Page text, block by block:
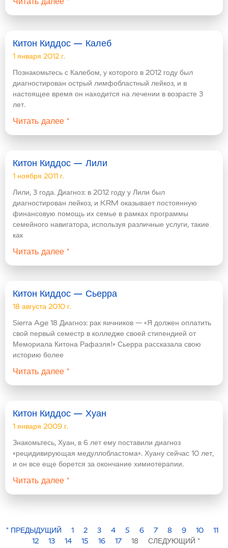
Китон Киддос — Калеб
1 января 2012 г.
Познакомьтесь с Калебом, у которого в 2012 году был
диагностирован острый лимфобластный лейкоз, и в
настоящее время он находится на лечении в возрасте 3
лет.
Читать далее "
Китон Киддос — Лили
1 ноября 2011 г.
Лили, 3 года. Диагноз: в 2012 году у Лили был
диагностирован лейкоз, и KRM оказывает постоянную
финансовую помощь их семье в рамках программы
семейного навигатора, используя различные услуги, такие
как
Читать далее "
Китон Киддос — Сьерра
18 августа 2010 г.
Sierra Age 18 Диагноз: рак яичников — «Я должен оплатить
свой первый семестр в колледже своей стипендией от
Мемориала Китона Рафаэля!» Сьерра рассказала свою
историю более
Читать далее "
Китон Киддос — Хуан
1 января 2009 г.
Знакомьтесь, Хуан, в 6 лет ему поставили диагноз
«рецидивирующая медуллобластома». Хуану сейчас 10 лет,
и он все еще борется за окончание химиотерапии.
Читать далее "
" ПРЕДЫДУЩИЙ 1 2 3 4 5 6 7 8 9 10
11
12
13 14 15 16 17 18 СЛЕДУЮЩИЙ "